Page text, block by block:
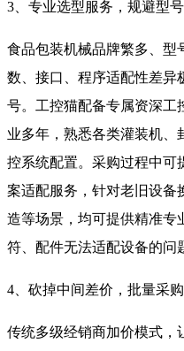
3、专业选型服务，规避型
食品包装机械品牌繁多、型
数、接口、程序适配性差异
号。工控猫配备专属资深工
业多年，熟悉各类灌装机、
控系统配置。采购过程中可
案适配服务，针对老旧设备
造等场景，均可提供精准专
符、配件无法适配设备的问
4、砍掉中间差价，批量采
传统多级经销商加价模式，